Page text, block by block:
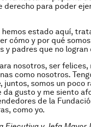
derecho para poder
estado aquí,
cómo y por qué
y padres que no
nosotros, ser
como nosotros.
juntos, somos un poco
gusto y me siento
de la
como yo.